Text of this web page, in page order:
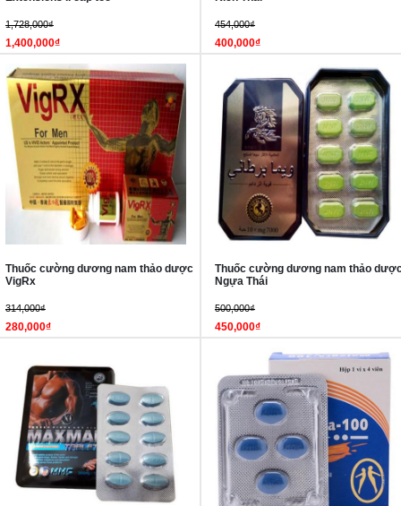
1,728,000₫
1,400,000₫
454,000₫
400,000₫
Thuốc cường dương nam thảo dược
VigRx
314,000₫
280,000₫
Thuốc cường dương nam thảo
Ngựa Thái
500,000₫
450,000₫